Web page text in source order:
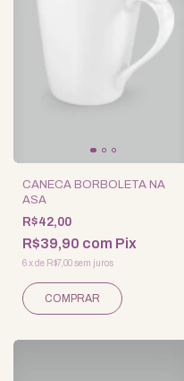
CANECA BORBOLETA NA
ASA
R$42,00
R$39,90 com Pix
6xde R$7,00sem juros